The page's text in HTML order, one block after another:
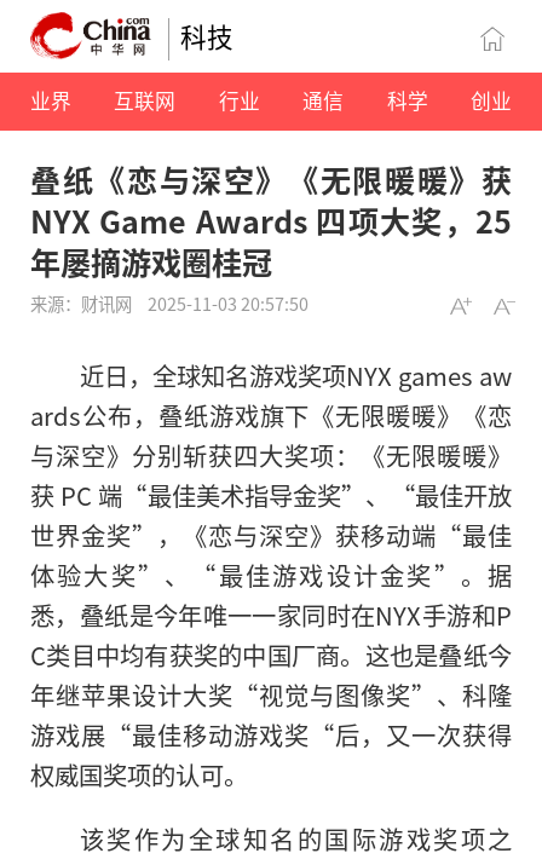
科技
业界 互联网 行业 通信 科学 创业
叠纸《恋与深空》《无限暖暖》获
NYX Game Awards 四项大奖，25
年屡摘游戏圈桂冠
来源：财讯网 2025-11-03 20:57:50
近日，全球知名游戏奖项NYX games aw
ards公布，叠纸游戏旗下《无限暖暖》《恋
与深空》分别斩获四大奖项：《无限暖暖》
获 PC 端“最佳美术指导金奖”、“最佳开放
世界金奖”，《恋与深空》获移动端“最佳
体验大奖”、“最佳游戏设计金奖”。据
悉，叠纸是今年唯一一家同时在NYX手游和P
C类目中均有获奖的中国厂商。这也是叠纸今
年继苹果设计大奖“视觉与图像奖”、科隆
游戏展“最佳移动游戏奖“后，又一次获得
权威国奖项的认可。
该奖作为全球知名的国际游戏奖项之